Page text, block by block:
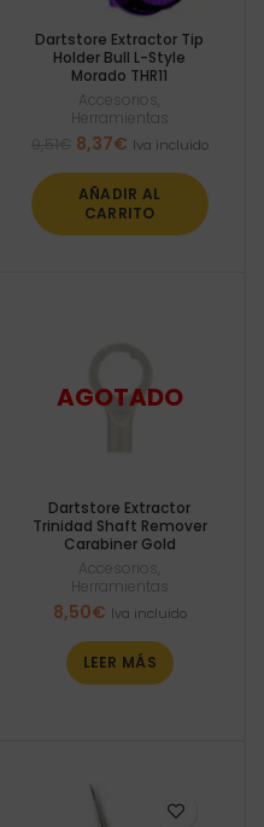
Dartstore Extractor Tip
Holder Bull L-Style
Morado THR11
Accesorios
Herramientas
El
original
era:
8,37€El
actual
es:
Iva incluido
AÑADIR AL
CARRITO
Dartstore Extractor
Trinidad Shaft Remover
Carabiner Gold
Accesorios
Herramientas
8,50€ Iva incluido
LEER MÁS